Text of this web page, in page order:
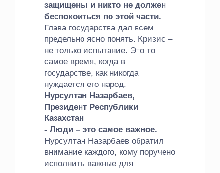
защищены и никто не должен
беспокоиться по этой части.
Глава государства дал всем
предельно ясно понять. Кризис –
не только испытание. Это то
самое время, когда в
государстве, как никогда
нуждается его народ.
Нурсултан Назарбаев,
Президент Республики
Казахстан
- Люди – это самое важное.
Нурсултан Назарбаев обратил
внимание каждого, кому поручено
исполнить важные для